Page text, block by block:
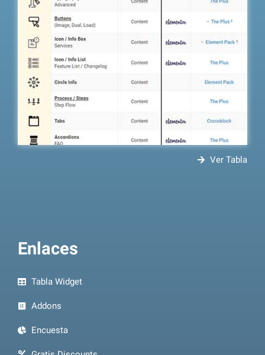
Enlaces
Tabla Widget
Addons
Encuesta
Ver Tabla